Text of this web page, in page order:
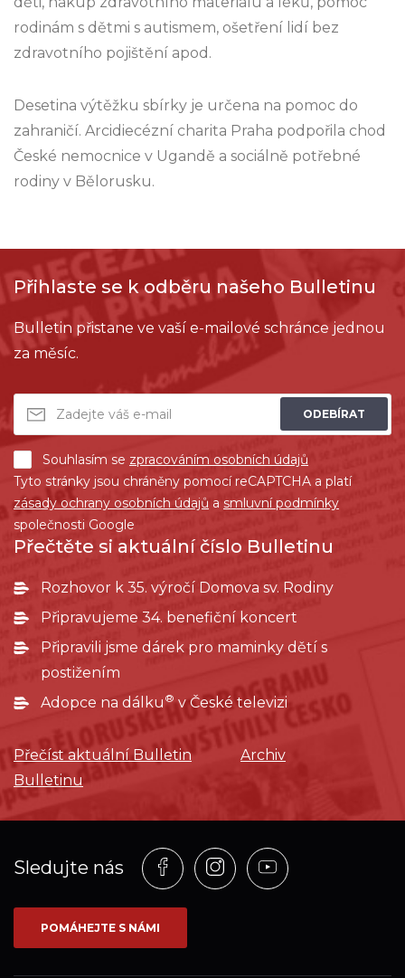
rodinám s dětmi s autismem, ošetření lidí bez
zdravotního pojištění apod.
Desetina výtěžku sbírky je určena na pomoc do
zahraničí. Arcidiecézní charita Praha podpořila chod
České nemocnice v Ugandě a sociálně potřebné
rodiny v Bělorusku.
Přihlaste se k odběru našeho Bulletinu
Bulletin přistane ve vaší e-mailové schránce jednou
za měsíc.
ODEBÍRAT
Souhlasím se zpracováním osobních údajů
Tyto stránky jsou chráněny pomocí reCAPTCHA a platí
zásady ochrany osobních údajů a smluvní podmínky
společnosti Google
Přečtěte si aktuální číslo Bulletinu
Rozhovor k 35. výročí Domova sv. Rodiny
Připravujeme 34. benefiční koncert
Připravili jsme dárek pro maminky dětí s
postižením
Adopce na dálku ®v České televizi
Přečíst aktuální Bulletin
Archiv
Bulletinu
Sledujte nás
Profil
na
síti_Facebook
Profil
na
Profil
na
POMÁHEJTE S NÁMI